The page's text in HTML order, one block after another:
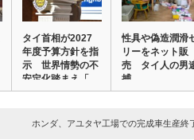
タイ首相が2027
年度予算方針を指
示 世界情勢の不
安定化踏まえ「…
性具や偽造潤滑
リーをネット販
売 タイ人の男
捕
ホンダ、アユタヤ工場での完成車生産終